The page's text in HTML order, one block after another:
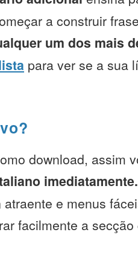
a construir
um dos mais
para ver se a sua
download, assim
imediatamente.
atraente e menus
facilmente a